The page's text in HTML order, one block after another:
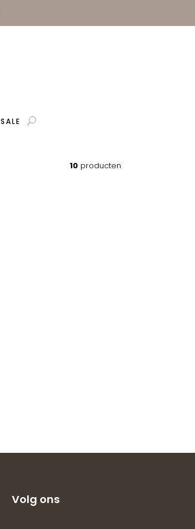
SALE
10 producten
Volg ons